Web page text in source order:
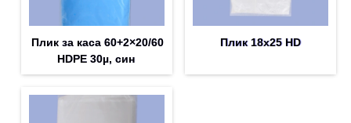
Плик за каса 60+2×20/60
HDPE 30µ, син
Плик 18х25 HD